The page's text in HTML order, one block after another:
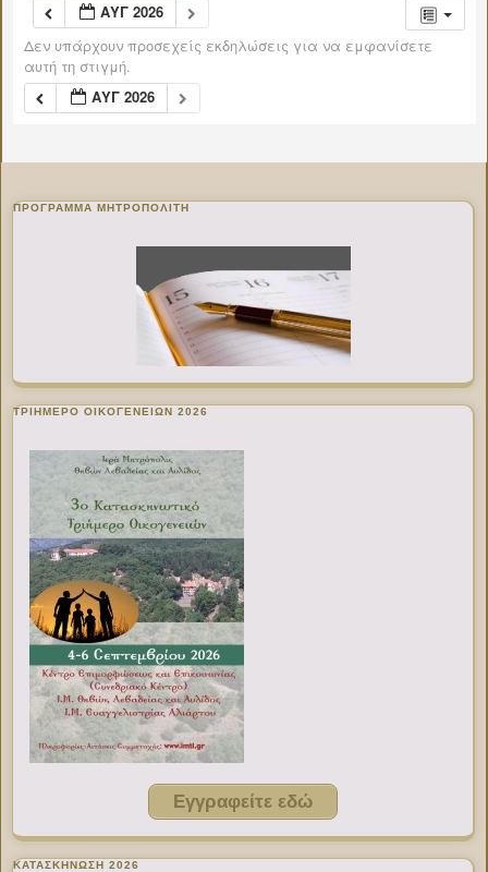
ΑΥΓ 2026
Δεν υπάρχουν προσεχείς εκδηλώσεις για να εμφανίσετε
αυτή τη στιγμή.
ΑΥΓ 2026
ΠΡΌΓΡΑΜΜΑ ΜΗΤΡΟΠΟΛΊΤΗ
ΤΡΙΗΜΕΡΟ ΟΙΚΟΓΕΝΕΙΩΝ 2026
Εγγραφείτε εδώ
ΚΑΤΑΣΚΗΝΩΣΗ 2026